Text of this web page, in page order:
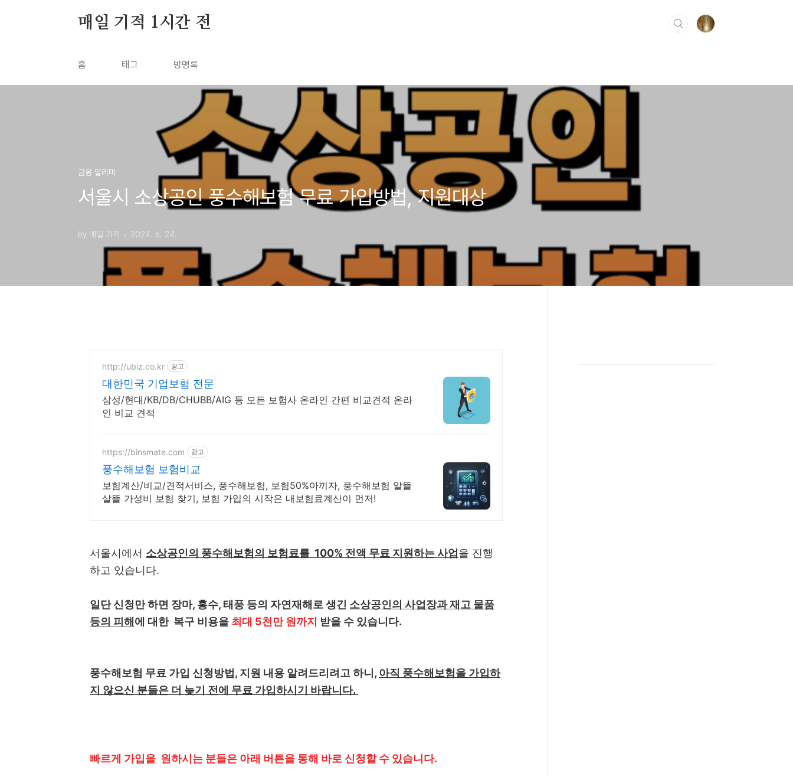
매일 기적 1시간 전
홈 태그 방명록
금융 알리미
서울시 소상공인 풍수해보험 무료 가입방법, 지원대상
by 매일 기적 2024. 6. 24.
http://ubiz.co.kr 광고
대한민국 기업보험 전문
삼성/현대/KB/DB/CHUBB/AIG 등 모든 보험사 온라인 간편 비교견적 온라
인 비교 견적
https://binsmate.com 광고
풍수해보험 보험비교
보험계산/비교/견적서비스, 풍수해보험, 보험50%아끼자, 풍수해보험 알뜰
살뜰 가성비 보험 찾기, 보험 가입의 시작은 내보험료계산이 먼저!
서울시에서 소상공인의 풍수해보험의 보험료를 100% 전액 무료 지원하는 사업 을 진행
하고 있습니다.
일단 신청만 하면 장마, 홍수, 태풍 등의 자연재해로 생긴 소상공인의 사업장과 재고 물품
등의 피해 에 대한 복구 비용을 최대 5천만 원까지 받을 수 있습니다.
풍수해보험 무료 가입 신청방법, 지원 내용 알려드리려고 하니, 아직 풍수해보험을 가입하
지 않으신 분들은 더 늦기 전에 무료 가입하시기 바랍니다.
빠르게 가입을 원하시는 분들은 아래 버튼을 통해 바로 신청할 수 있습니다.